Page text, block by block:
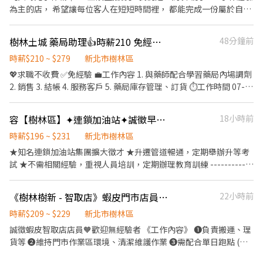
為主的店， 希望讓每位客人在短短時間裡， 都能完成一份屬於自己
協助客人進行DIY手作體驗 • 材料整理與補充 • 店內環境整理與清
潔 • 收銀與基本接待 • 協助活動與現場營運 • 主管交代事項 ｜希
望你｜ • 有責任感 • 願意主動學習 • 不怕與客人互動 • 喜歡小朋
友加分 • 有美感、手作相關經驗加分（沒有也可學） ｜工作環境｜
日、連假排班 • 長期配合者優先 • 有升遷與調薪機會 歡迎私訊應
徵， 並附上： ① 簡單自我介紹 ② 可配合上班時間 ③ 是否有服務業
樹林土城 藥局助理👍時薪210 免經驗🙌🏻名額有限 要搶要快喔
48分鐘前
時薪$210 ~ $279
新北市樹林區
💖求職不收費 ✅免經驗 💼工作內容 1. 與藥師配合學習藥局內場調劑
2. 銷售 3. 結帳 4. 服務客戶 5. 藥局庫存管理、訂貨 ⏱工作時間 07-
林區復興路20號 鄰康藥局：樹林區日新街48號 (如應徵樹林區門市,
三間會配合輪調唷) 📜應徵方式📜 ①應徵預約請點選右方加入 ➤
https://lin.ee/beutrIB ②ʟɪɴᴇ搜尋加入 ➤ @783qcndn ✍🏻加入留言
全名✚電話 附上 職缺標題截圖即可✍🏻
容【樹林區】✦連鎖加油站✦誠徵早中夜班夥伴✦可兼職✦免經驗✦工作簡單好上手-坊
18小時前
時薪$196 ~ $231
新北市樹林區
★知名連鎖加油站集團擴大徵才 ★升遷管道暢通，定期舉辦升等考
試 ★不需相關經驗，重視人員培訓，定期辦理教育訓練 ------------
佳園路三段 ❤️工作內容: 1.汽，機車加油作業 2.使用pos機系統(基本
電腦操作) 3.支援洗車作業.協助銷售副產品(有額外工作獎金，增加
個人收入) ----------------------------------------------------------
----------------- ❤️上班時間： (可任選時段/免輪班) 日班: 07:00-
15:00 中班: 15:00-23:00 大夜班: 23:00-07:00 (夜班津貼+35) ✦大夜
《樹林樹新 - 智取店》蝦皮門市店員🧡 #有薪教育訓練 #跨店支援 #高時薪
22小時前
時薪$209 ~ $229
新北市樹林區
誠徵蝦皮智取店店員🧡歡迎無經驗者 《工作內容》 ❶負責搬運、理
貨等 ❷維持門市作業區環境、清潔維護作業 ❸需配合單日跑點 (智